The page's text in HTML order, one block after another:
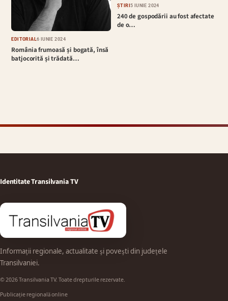
EDITORIAL6 IUNIE 2024
România frumoasă și bogată, însă
batjocorită și trădată…
ȘTIRI5 IUNIE 2024
240 de gospodării au fost afectate
de o…
Identitate Transilvania TV
Informații regionale, actualitate și povești din județele
Transilvaniei.
© 2026 Transilvania TV. Toate drepturile rezervate.
Publicație regională online